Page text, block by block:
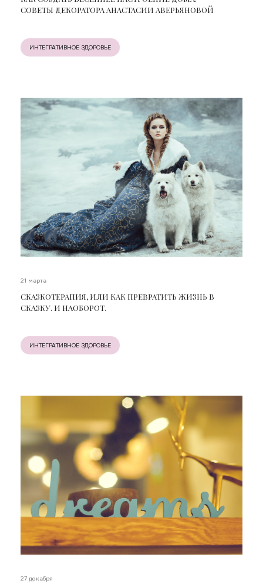
СОВЕТЫ ДЕКОРАТОРА АНАСТАСИИ АВЕРЬЯНОВОЙ
ИНТЕГРАТИВНОЕ ЗДОРОВЬЕ
21 марта
СКАЗКОТЕРАПИЯ, ИЛИ КАК ПРЕВРАТИТЬ ЖИЗНЬ В
СКАЗКУ. И НАОБОРОТ.
ИНТЕГРАТИВНОЕ ЗДОРОВЬЕ
27 декабря